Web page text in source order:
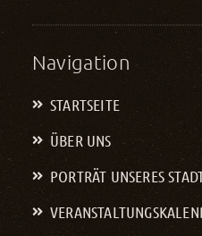
Navigation
STARTSEITE
ÜBER UNS
PORTRÄT UNSERES